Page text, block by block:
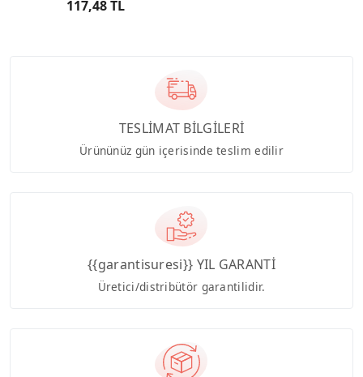
117,48 TL
TESLİMAT BİLGİLERİ
Ürününüz gün içerisinde teslim edilir
{{garantisuresi}} YIL GARANTİ
Üretici/distribütör garantilidir.